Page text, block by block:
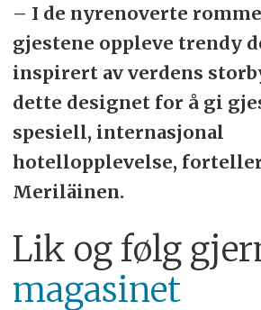
– I de nyrenoverte
gjestene oppleve trendy
inspirert av verdens
dette designet for å gi
spesiell, internasjonal
hotellopplevelse,
Meriläinen.
Lik og følg
magasinet